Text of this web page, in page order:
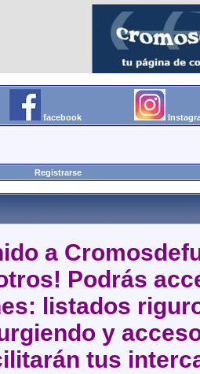
facebook
Registrarse
a
Podrás
listados
y
tus